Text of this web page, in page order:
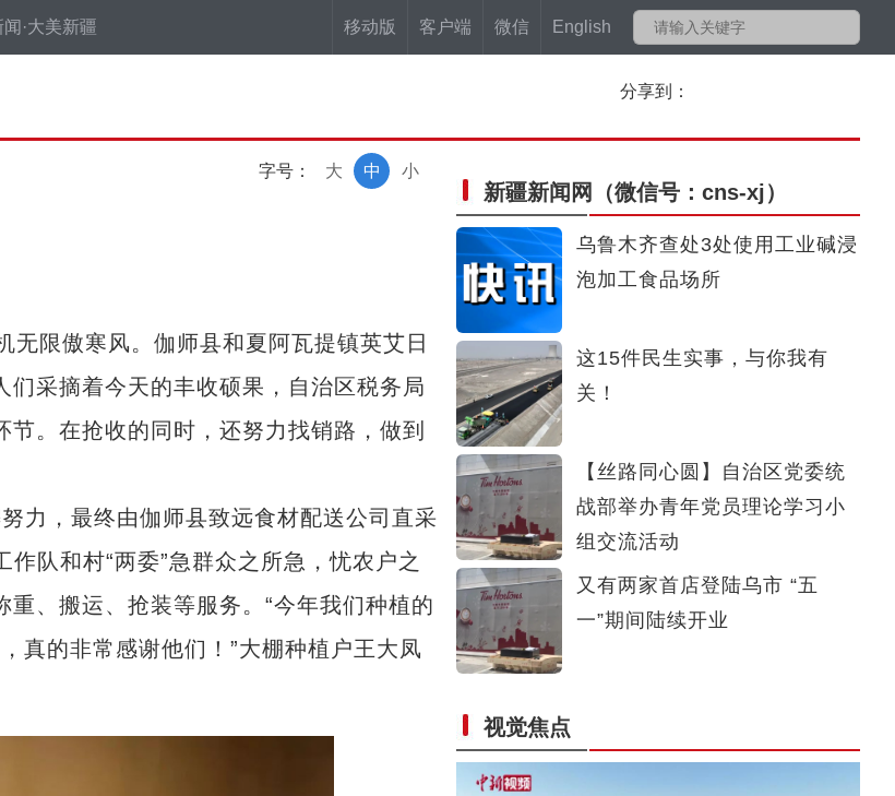
移动版 客户端 微信 English
·大美新疆
分享到：
字号： 小
中
大
傲寒风。伽师县和夏阿瓦提镇英艾日
采摘着今天的丰收硕果，自治区税务局
。在抢收的同时，还努力找销路，做到
力，最终由伽师县致远食材配送公司直采
队和村“两委”急群众之所急，忧农户之
、搬运、抢装等服务。“今年我们种植的
真的非常感谢他们！”大棚种植户王大凤
新疆新闻网 （微信号：cns-xj）
乌鲁木齐查处3处使用工业碱浸
泡加工食品场所
这15件民生实事，与你我有
关！
【丝路同心圆】自治区党委统
战部举办青年党员理论学习小
组交流活动
又有两家首店登陆乌市 “五
一”期间陆续开业
视觉焦点
新疆阿勒泰举行“唱响雪都 全民禁毒”暨“6
新疆：荒漠戈壁万余亩红柳花绽放